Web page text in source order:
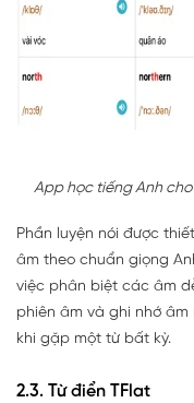
App học tiếng Anh
Phần luyện nói được
âm theo chuẩn giọng
việc phân biệt các âm
phiên âm và ghi nhớ
khi gặp một từ bất kỳ.
2.3. Từ điển TFlat